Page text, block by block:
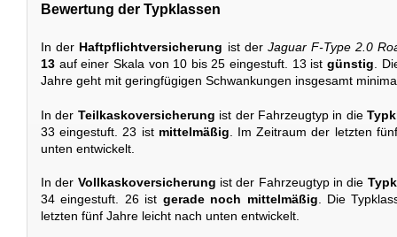
Bewertung der Typklassen
In der Haftpflichtversicherung ist der Jaguar F-Type 2.0
13 auf einer Skala von 10 bis 25 eingestuft. 13 ist günstig .
Jahre geht mit geringfügigen Schwankungen insgesamt
In der Teilkaskoversicherung ist der Fahrzeugtyp in die
33 eingestuft. 23 ist mittelmäßig . Im Zeitraum der letzten
unten entwickelt.
In der Vollkaskoversicherung ist der Fahrzeugtyp in die
34 eingestuft. 26 ist gerade noch mittelmäßig. Die
letzten fünf Jahre leicht nach unten entwickelt.